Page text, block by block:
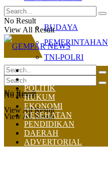
BUDAYA
PEMERINTAHAN
TNI-POLRI
No Result
View All Result
No Result
View All Result
No Result
View All Result
HOME
NASIONAL
POLITIK
HUKUM
EKONOMI
KESEHATAN
PENDIDIKAN
DAERAH
ADVERTORIAL